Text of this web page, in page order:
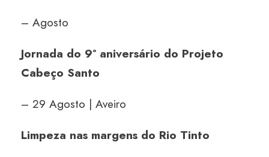
– Agosto
Jornada do 9º aniversário do Projeto
Cabeço Santo
– 29 Agosto | Aveiro
Limpeza nas margens do Rio Tinto